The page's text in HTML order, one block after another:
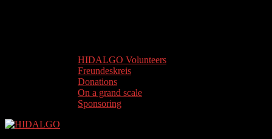
HIDALGO Volunteers
Freundeskreis
Donations
On a grand scale
Sponsoring